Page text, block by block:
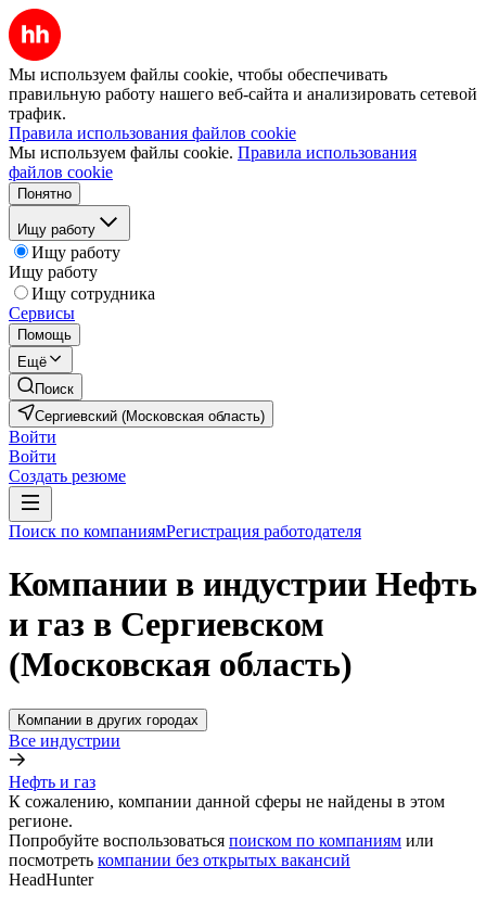
Мы используем файлы cookie, чтобы обеспечивать
правильную работу нашего веб-сайта и анализировать сетевой
трафик.
Правила использования файлов cookie
Мы используем файлы cookie. Правила использования
файлов cookie
Понятно
Ищу работу
Ищу работу
Ищу работу
Ищу сотрудника
Сервисы
Помощь
Ещё
Поиск
Сергиевский (Московская область)
Войти
Войти
Создать резюме
Поиск по компаниямРегистрация работодателя
Компании в индустрии Нефть
и газ в Сергиевском
(Московская область)
Компании в других городах
Все индустрии
Нефть и газ
К сожалению, компании данной сферы не найдены в этом
регионе.
Попробуйте воспользоваться поиском по компаниям или
посмотреть компании без открытых вакансий
HeadHunter